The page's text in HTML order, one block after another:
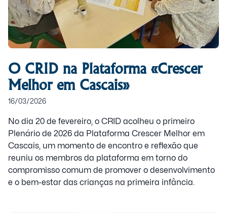
O CRID na Plataforma «Crescer
Melhor em Cascais»
16/03/2026
No dia 20 de fevereiro, o CRID acolheu o primeiro
Plenário de 2026 da Plataforma Crescer Melhor em
Cascais, um momento de encontro e reflexão que
reuniu os membros da plataforma em torno do
compromisso comum de promover o desenvolvimento
e o bem-estar das crianças na primeira infância.